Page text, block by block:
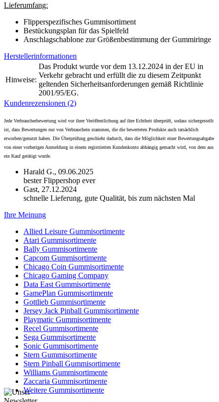
Lieferumfang:
Flipperspezifisches Gummisortiment
Bestückungsplan für das Spielfeld
Anschlagschablone zur Größenbestimmung der Gummiringe
Herstellerinformationen
Hinweise:
Das Produkt wurde vor dem 13.12.2024 in der EU in
Verkehr gebracht und erfüllt die zu diesem Zeitpunkt
geltenden Sicherheitsanforderungen gemäß Richtlinie
2001/95/EG.
Kundenrezensionen (2)
Jede Verbraucherbewertung wird vor ihrer Veröffentlichung auf ihre Echtheit überprüft, sodass sichergestellt
ist, dass Bewertungen nur von Verbrauchern stammen, die die bewerteten Produkte auch tatsächlich
erworben/genutzt haben. Die Überprüfung geschieht dadurch, dass die Möglichkeit einer Bewertungsabgabe
von einer vorherigen Anmeldung in einem registrierten Kundenkonto abhängig gemacht wird, von dem aus
ein Kauf getätigt wurde.
Harald G., 09.06.2025
bester Flippershop ever
Gast, 27.12.2024
schnelle Lieferung, gute Qualität, bis zum nächsten Mal
Ihre Meinung
Allied Leisure Gummisortimente
Atari Gummisortimente
Bally Gummisortimente
Capcom Gummisortimente
Chicago Coin Gummisortimente
Chicago Gaming Company
Data East Gummisortimente
GamePlan Gummisortimente
Gottlieb Gummisortimente
Jersey Jack Pinball Gummisortimente
Playmatic Gummisortimente
Recel Gummisortimente
Sega Gummisortimente
Sonic Gummisortimente
Stern Gummisortimente
Stern Pinball Gummisortimente
Williams Gummisortimente
Zaccaria Gummisortimente
Weitere Gummisortimente